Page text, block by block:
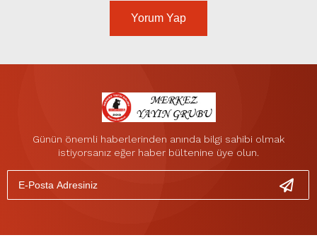
Yorum Yap
Günün önemli haberlerinden anında bilgi sahibi olmak
istiyorsanız eğer haber bültenine üye olun.